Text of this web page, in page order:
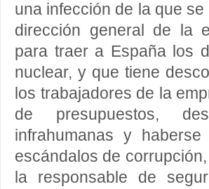
una infección de la que
dirección general de la
para traer a España los
nuclear, y que tiene
los trabajadores de la
de presupuestos,
infrahumanas y
escándalos de
la responsable de